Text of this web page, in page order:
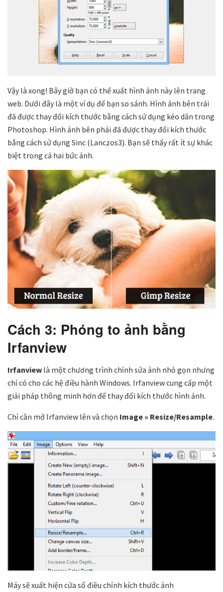
Vậy là xong! Bây giờ bạn có thể xuất hình ảnh này lên trang
web. Dưới đây là một ví dụ để bạn so sánh. Hình ảnh bên trái
đã được thay đổi kích thước bằng cách sử dụng kéo dãn trong
Photoshop. Hình ảnh bên phải đã được thay đổi kích thước
bằng cách sử dụng Sinc (Lanczos3). Bạn sẽ thấy rất ít sự khác
biệt trong cả hai bức ảnh.
Cách 3: Phóng to ảnh bằng
Irfanview
Irfanview là một chương trình chỉnh sửa ảnh nhỏ gọn nhưng
chỉ có cho các hệ điều hành Windows. Irfanview cung cấp một
giải pháp thông minh hơn để thay đổi kích thước hình ảnh.
Chỉ cần mở Irfanview lên và chọn Image » Resize/Resample.
Máy sẽ xuất hiện cửa sổ điều chỉnh kích thước ảnh